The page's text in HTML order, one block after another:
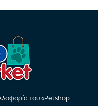
του «Petshop